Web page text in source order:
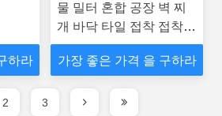
하라
물 밀터 혼합 공장 벽 찌
개 바닥 타일 접착 접착제
가루 만드는 기계
가장 좋은 가격 을 구하라
2 3